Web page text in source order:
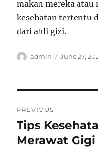
makan mereka atau
kesehatan tertentu
dari ahli gizi.
Author
admin
Posted
June 27,
navigation
PREVIOUS
Previous
post:
Tips
Merawat